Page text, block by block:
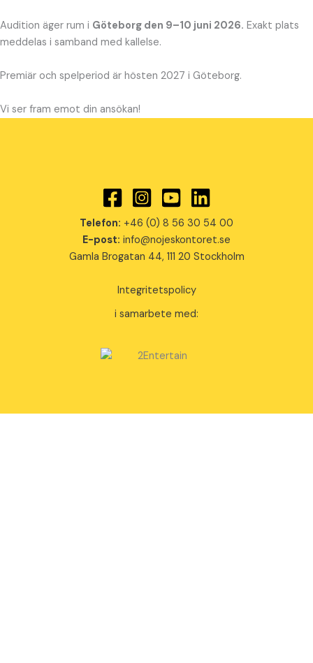
Audition äger rum i Göteborg den 9–10 juni 2026. Exakt plats
meddelas i samband med kallelse.
Premiär och spelperiod är hösten 2027 i Göteborg.
Vi ser fram emot din ansökan!
Telefon: +46 (0) 8 56 30 54 00
E-post: info@nojeskontoret.se
Gamla Brogatan 44, 111 20 Stockholm
Integritetspolicy
i samarbete med: